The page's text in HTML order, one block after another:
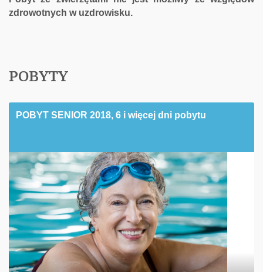
zdrowotnych w uzdrowisku.
POBYTY
POBYT SENIOR 2018, 6 i więcej dni pobytu